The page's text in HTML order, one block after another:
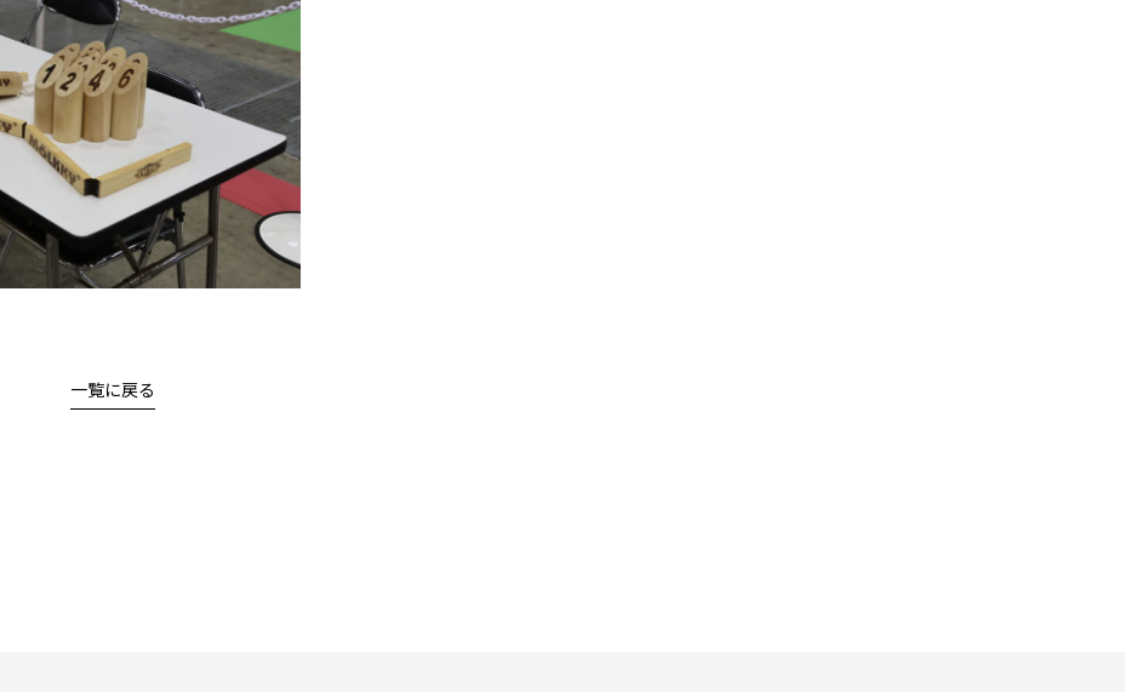
一覧に戻る